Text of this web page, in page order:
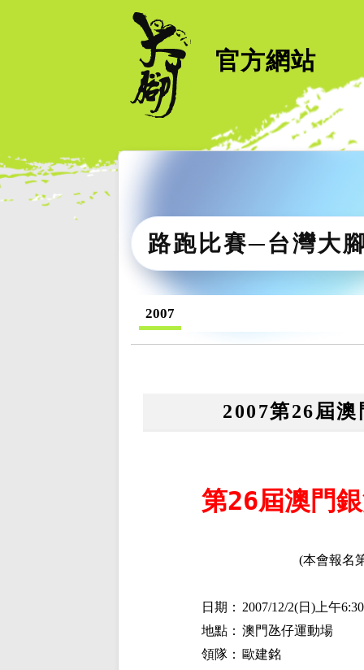
官方網站
路跑比賽─台灣大
2007
2007第26屆
第26屆澳門
(本會報名
日期： 2007/12/2(日 ) 上午6:30
地點： 澳門氹仔運動場
領隊：
歐建銘